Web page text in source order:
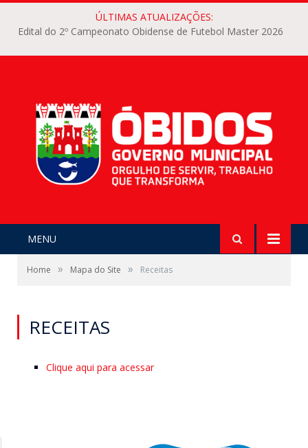
ÚLTIMAS ATUALIZAÇÕES:
Edital do 2º Campeonato Obidense de Futebol Master 2026
MENU
Home » Mapa do Site » Receitas
RECEITAS
Clique aqui para acessar